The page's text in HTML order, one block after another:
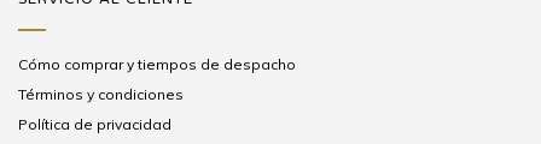
Cómo comprar y tiempos de despacho
Términos y condiciones
Política de privacidad